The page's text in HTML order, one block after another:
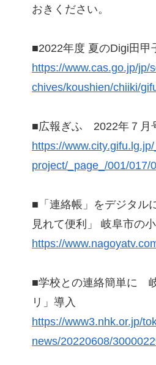
おきください。
■2022年度 夏のDigi田甲
https://www.cas.go.jp/jp/
chives/koushien/chiiki/
■広報ぎふ 2022年７月
https://
project/_page_/001/017/
■「連絡帳」をデジタ
見れて便利」 岐阜市の
https://
■学校との連絡簡単に
リ」導入
https://www3.nhk.or.jp/
news/20220608/